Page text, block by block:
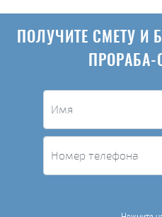
ПОЛУЧИТЕ СМЕТУ